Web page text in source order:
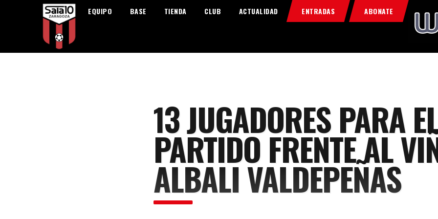
EQUIPO BASE TIENDA CLUB ACTUALIDAD ENTRADAS ABONATE
Home
Food & Drink
13 JUGADORES PARA
PARTIDO FRENTE AL
ALBALI VALDEPEÑAS